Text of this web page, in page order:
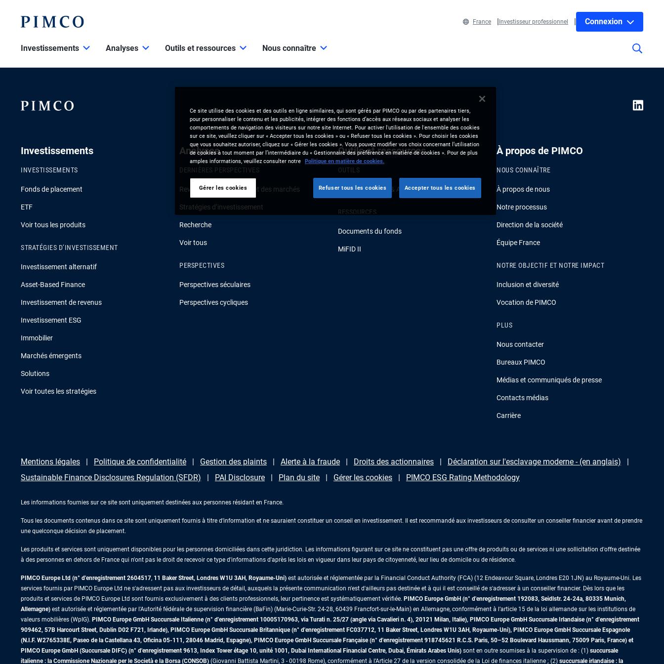
France Investisseur professionnel Connexion
Investissements Analyses Outils et ressources Nous connaître
Investissements
INVESTISSEMENTS
Fonds de placement
ETF
Voir tous les produits
STRATÉGIES D’INVESTISSEMENT
Investissement alternatif
Asset-Based Finance
Investissement de revenus
Investissement ESG
Immobilier
Marchés émergents
Solutions
Voir toutes les stratégies
Analyses
DERNIÈRES PERSPECTIVES
Revue de la conjoncture et des marchés
Stratégies d’investissement
Recherche
Voir tous
PERSPECTIVES
Perspectives séculaires
Perspectives cycliques
Outils et ressources
OUTILS
Clients Solutions & Analytics
RESSOURCES
Documents du fonds
MiFID II
À propos de PIMCO
NOUS CONNAÎTRE
À propos de nous
Notre processus
Direction de la société
Équipe France
NOTRE OBJECTIF ET NOTRE IMPACT
Inclusion et diversité
Vocation de PIMCO
PLUS
Nous contacter
Bureaux PIMCO
Médias et communiqués de presse
Contacts médias
Carrière
Mentions légales Politique de confidentialité Gestion des plaints Alerte à la fraude Droits des actionnaires
Déclaration sur l'esclavage moderne - (en anglais)
Sustainable Finance Disclosures Regulation (SFDR)
PAI Disclosure Plan du site Gérer les cookies PIMCO ESG Rating Methodology
Les informations fournies sur ce site sont uniquement destinées aux personnes résidant en France.
Tous les documents contenus dans ce site sont uniquement fournis à titre d’information et ne sauraient constituer un conseil en investissement. Il est recommandé aux investisseurs de consulter un conseiller financier avant de prendre
une quelconque décision de placement.
Les produits et services sont uniquement disponibles pour les personnes domiciliées dans cette juridiction. Les informations figurant sur ce site ne constituent pas une offre de produits ou de services ni une sollicitation d'offre destinée
à des personnes en dehors de France qui n'ont pas le droit de recevoir ce type d'informations d'après les lois en vigueur dans leur pays de citoyenneté, leur lieu de domicile ou de résidence.
PIMCO Europe Ltd (n° d'enregistrement 2604517, 11 Baker Street, Londres W1U 3AH, Royaume-Uni) est autorisée et réglementée par la Financial Conduct Authority (FCA) (12 Endeavour Square, Londres E20 1JN) au Royaume-Uni. Les
services fournis par PIMCO Europe Ltd ne s'adressent pas aux investisseurs de détail, auxquels la présente communication n'est d'ailleurs pas destinée et à qui il est conseillé de s'adresser à un conseiller financier. Dès lors que les
produits et services de PIMCO Europe Ltd sont fournis exclusivement à des clients professionnels, leur pertinence est systématiquement vérifiée. PIMCO Europe GmbH (n° d'enregistrement 192083, Seidlstr. 24-24a, 80335 Munich,
Allemagne) est autorisée et réglementée par l'Autorité fédérale de supervision financière (BaFin) (Marie-Curie-Str. 24-28, 60439 Francfort-sur-le-Main) en Allemagne, conformément à l’article 15 de la loi allemande sur les institutions de
valeurs mobilières (WpIG). PIMCO Europe GmbH Succursale Italienne (n° d'enregistrement 10005170963, via Turati n. 25/27 (angle via Cavalieri n. 4), 20121 Milan, Italie), PIMCO Europe GmbH Succursale Irlandaise (n° d'enregistrement
909462, 57B Harcourt Street, Dublin D02 F721, Irlande), PIMCO Europe GmbH Succursale Britannique (n° d'enregistrement FC037712, 11 Baker Street, Londres W1U 3AH, Royaume-Uni), PIMCO Europe GmbH Succursale Espagnole
(N.I.F. W2765338E, Paseo de la Castellana 43, Oficina 05-111, 28046 Madrid, Espagne), PIMCO Europe GmbH Succursale Française (n° d'enregistrement 918745621 R.C.S. Paris, 50–52 Boulevard Haussmann, 75009 Paris, France) et
PIMCO Europe GmbH (Succursale DIFC) (n° d'enregistrement 9613, Index Tower étage 10, unité 1001, Dubai International Financial Centre, Dubai, Émirats Arabes Unis) sont en outre soumises à la supervision de : (1) succursale
italienne : la Commissione Nazionale per le Società e la Borsa (CONSOB) (Giovanni Battista Martini, 3 - 00198 Rome), conformément à l’Article 27 de la version consolidée de la Loi de finances italienne ; (2) succursale irlandaise : la
Ce site utilise des cookies et des outils en ligne similaires, qui sont gérés par PIMCO ou par des partenaires tiers,
pour personnaliser le contenu et les publicités, intégrer des fonctions d’accès aux réseaux sociaux et analyser les
comportements de navigation des visiteurs sur notre site Internet. Pour activer l'utilisation de l'ensemble des cookies
sur ce site, veuillez cliquer sur « Accepter tous les cookies » ou « Refuser tous les cookies ». Pour choisir les cookies
que vous souhaitez autoriser, cliquez sur « Gérer les cookies ». Vous pouvez modifier vos choix concernant l’utilisation
de cookies à tout moment par l’intermédiaire du « Gestionnaire des préférence en matière de cookies ». Pour de plus
amples informations, veuillez consulter notre Politique en matière de cookies.
Gérer les cookies Refuser tous les cookies Accepter tous les cookies